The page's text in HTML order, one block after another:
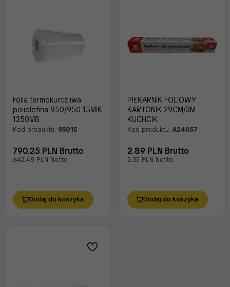
Folia termokurczliwa
poliolefina 950/950 15MIK
1250MB
Kod produktu: 95015
790.25 PLN Brutto
642.48 PLN Netto
Dodaj do koszyka
PIEKARNIK FOLIOWY
KARTONIK 29CM/3M
KUCHCIK
Kod produktu: A24057
2.89 PLN Brutto
2.35 PLN Netto
Dodaj do koszyka